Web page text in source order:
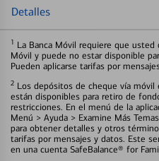
Detalles
1 La Banca Móvil requiere que usted
Móvil y puede no estar disponible
Pueden aplicarse tarifas por
2 Los depósitos de cheque vía
están disponibles para retiro de
restricciones. En el menú de la
Menú > Ayuda > Examine Más
para obtener detalles y otros
tarifas por mensajes y datos. Este
en una cuenta SafeBalance® for